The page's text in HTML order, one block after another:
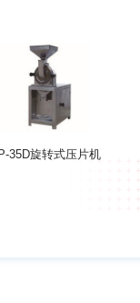
35D旋转式压片机